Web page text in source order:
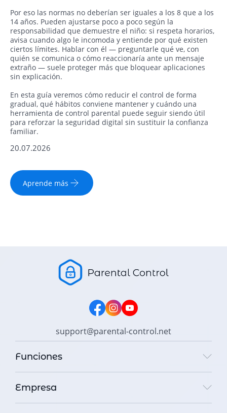
Por eso las normas no deberían ser iguales a los 8 que a los
14 años. Pueden ajustarse poco a poco según la
responsabilidad que demuestre el niño: si respeta horarios,
avisa cuando algo le incomoda y entiende por qué existen
ciertos límites. Hablar con él — preguntarle qué ve, con
quién se comunica o cómo reaccionaría ante un mensaje
extraño — suele proteger más que bloquear aplicaciones
sin explicación.
En esta guía veremos cómo reducir el control de forma
gradual, qué hábitos conviene mantener y cuándo una
herramienta de control parental puede seguir siendo útil
para reforzar la seguridad digital sin sustituir la confianza
familiar.
20.07.2026
Aprende más
support@parental-control.net
Funciones
Empresa